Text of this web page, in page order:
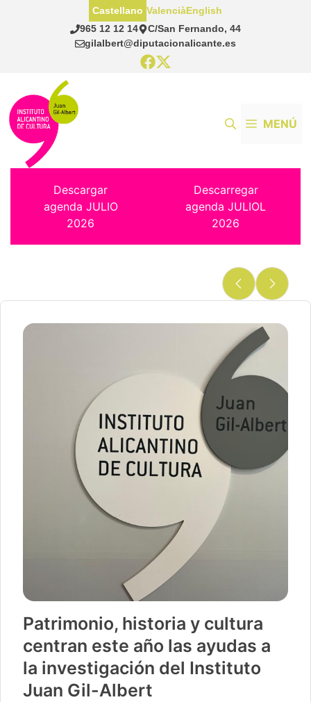
965 12 12 14
C/San Fernando, 44
gilalbert@diputacionalicante.es
Castellano ValenciàEnglish
MENÚ
Descargar
agenda JULIO
2026
Descarregar
agenda JULIOL
2026
Patrimonio, historia y cultura
centran este año las ayudas a
la investigación del Instituto
Juan Gil-Albert